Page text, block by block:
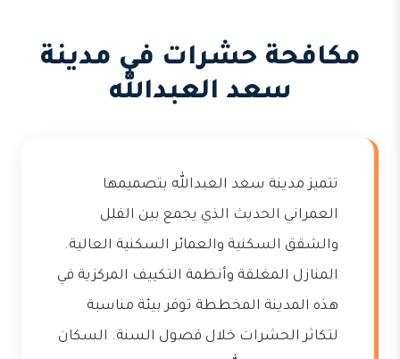
مكافحة حشرات في مدينة
سعد العبدالله
تتميز مدينة سعد العبدالله بتصميمها
العمراني الحديث الذي يجمع بين الفلل
والشقق السكنية والعمائر السكنية العالية.
المنازل المغلقة وأنظمة التكييف المركزية في
هذه المدينة المخططة توفر بيئة مناسبة
لتكاثر الحشرات خلال فصول السنة. السكان